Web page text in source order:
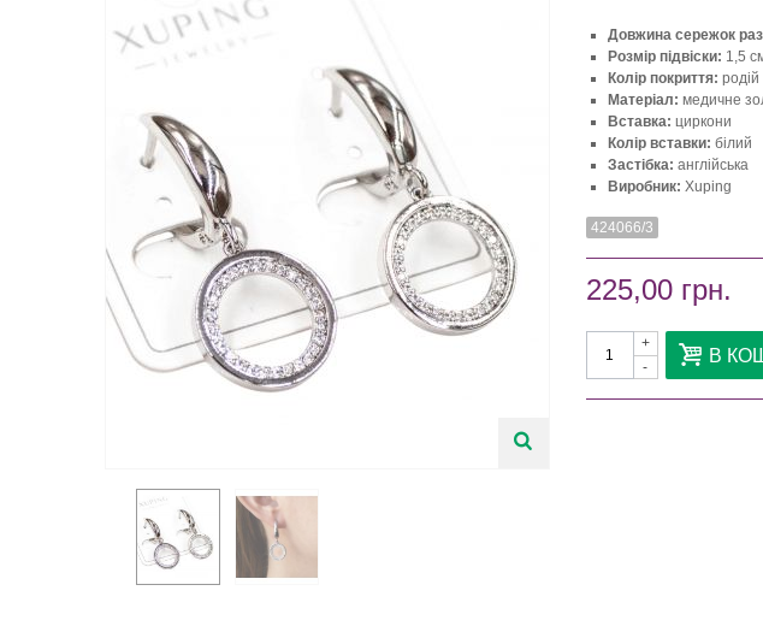
Довжина сережок
Розмір підвіски: 1,5
Колір покриття: родій
Матеріал: медичне
Вставка: циркони
Колір вставки: білий
Застібка: англійська
Виробник: Xuping
424066/3
225,00 грн.
-
+ В